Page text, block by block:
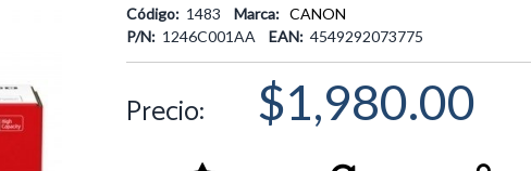
Código: 1483 Marca: CANON
P/N: 1246C001AA EAN: 4549292073775
Precio: $1,980.00